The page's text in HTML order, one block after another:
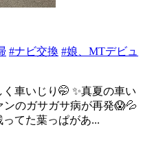
#ナビ交換 #娘、MTデビュ
車いじり🤭 ✨真夏の車い
ンのガサガサ病が再発😱💦
てた葉っぱがあ...